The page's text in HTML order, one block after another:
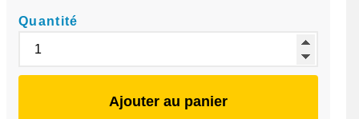
Quantité
Ajouter au panier